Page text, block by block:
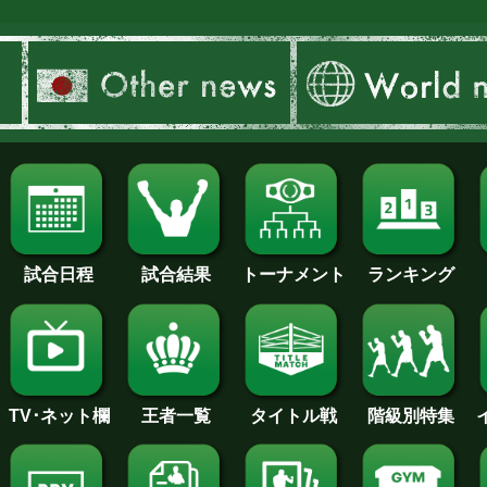
試合日程 試合結果 トーナメント ランキング
TV･ネット欄 王者一覧 タイトル戦 階級別特集